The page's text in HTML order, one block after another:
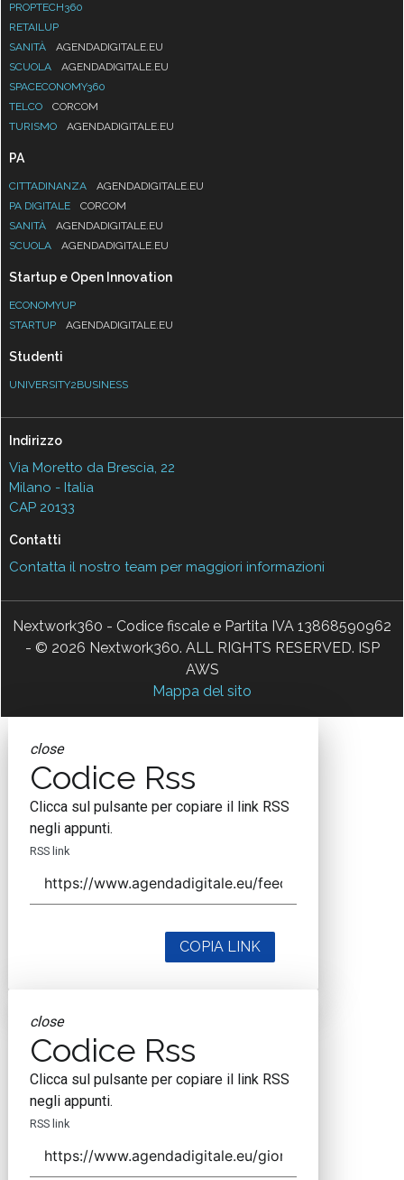
PROPTECH360
RETAILUP
SANITÀ
AGENDADIGITALE.EU
SCUOLA
AGENDADIGITALE.EU
SPACECONOMY360
TELCO
CORCOM
TURISMO
AGENDADIGITALE.EU
PA
CITTADINANZA
AGENDADIGITALE.EU
PA DIGITALE
CORCOM
SANITÀ
AGENDADIGITALE.EU
SCUOLA
AGENDADIGITALE.EU
Startup e Open Innovation
ECONOMYUP
STARTUP
AGENDADIGITALE.EU
Studenti
UNIVERSITY2BUSINESS
Indirizzo
Via Moretto da Brescia, 22
Milano - Italia
CAP 20133
Contatti
Contatta il nostro team per maggiori informazioni
Nextwork360 - Codice fiscale e Partita IVA 13868590962
- © 2026 Nextwork360. ALL RIGHTS RESERVED. ISP
AWS
Mappa del sito
close
Codice Rss
Clicca sul pulsante per copiare il link RSS
negli appunti.
RSS link
COPIA LINK
close
Codice Rss
Clicca sul pulsante per copiare il link RSS
negli appunti.
RSS link